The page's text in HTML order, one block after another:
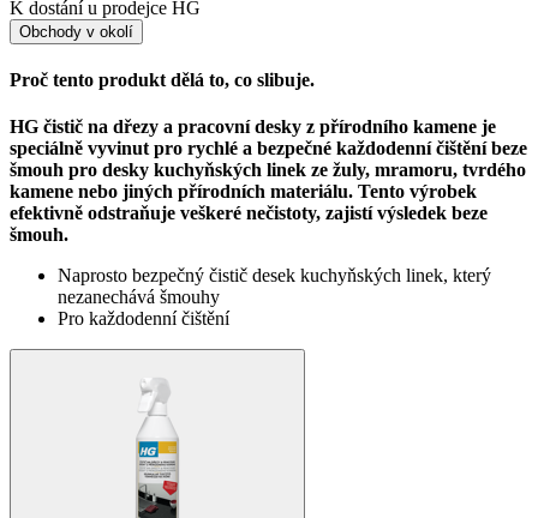
K dostání u prodejce HG
Obchody v okolí
Proč tento produkt dělá to, co slibuje.
HG čistič na dřezy a pracovní desky z přírodního kamene je
speciálně vyvinut pro rychlé a bezpečné každodenní čištění beze
šmouh pro desky kuchyňských linek ze žuly, mramoru, tvrdého
kamene nebo jiných přírodních materiálu. Tento výrobek
efektivně odstraňuje veškeré nečistoty, zajistí výsledek beze
šmouh.
Naprosto bezpečný čistič desek kuchyňských linek, který
nezanechává šmouhy
Pro každodenní čištění